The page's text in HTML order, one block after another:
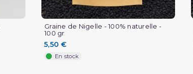
Graine de Nigelle - 100% naturelle -
100 gr
5,50 €
En stock